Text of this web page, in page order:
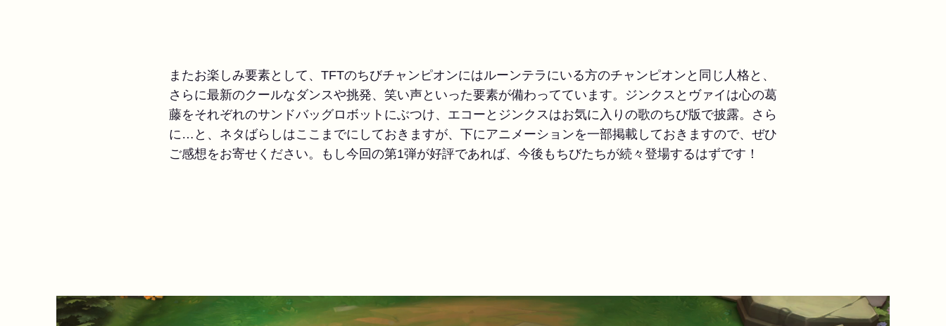
またお楽しみ要素として、TFTのちびチャンピオンにはルーンテラにいる方のチャンピオンと同じ人格と、
さらに最新のクールなダンスや挑発、笑い声といった要素が備わってています。ジンクスとヴァイは心の葛
藤をそれぞれのサンドバッグロボットにぶつけ、エコーとジンクスはお気に入りの歌のちび版で披露。さら
に…と、ネタばらしはここまでにしておきますが、下にアニメーションを一部掲載しておきますので、ぜひ
ご感想をお寄せください。もし今回の第1弾が好評であれば、今後もちびたちが続々登場するはずです！